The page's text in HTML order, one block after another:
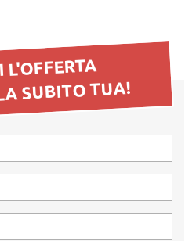
L'OFFERTA
SUBITO TUA!